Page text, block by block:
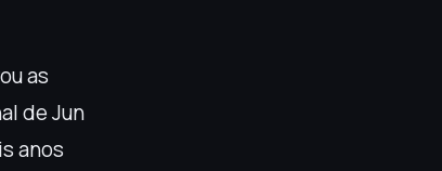
as
de Jun
anos